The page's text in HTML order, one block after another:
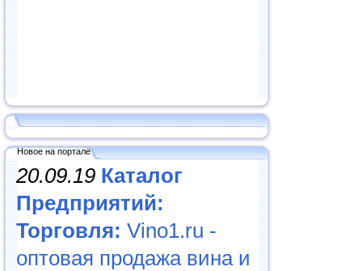
Новое на портале
20.09.19 Каталог
Предприятий:
Торговля: Vino1.ru -
оптовая продажа вина и